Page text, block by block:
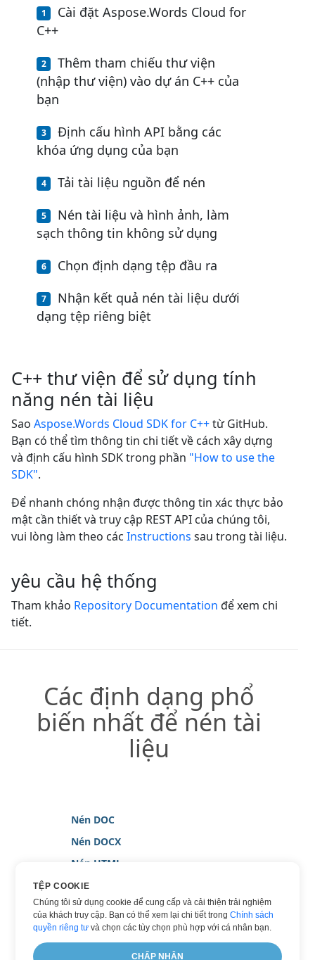
Cài đặt Aspose.Words Cloud for
C++
Thêm tham chiếu thư viện
(nhập thư viện) vào dự án C++ của
bạn
Định cấu hình API bằng các
khóa ứng dụng của bạn
Tải tài liệu nguồn để nén
Nén tài liệu và hình ảnh, làm
sạch thông tin không sử dụng
Chọn định dạng tệp đầu ra
Nhận kết quả nén tài liệu dưới
dạng tệp riêng biệt
C++ thư viện để sử dụng tính
năng nén tài liệu
Sao Aspose.Words Cloud SDK for C++từ GitHub.
Bạn có thể tìm thông tin chi tiết về cách xây dựng
và định cấu hình SDK trong phần "How to use the
SDK".
Để nhanh chóng nhận được thông tin xác thực bảo
mật cần thiết và truy cập REST API của chúng tôi,
vui lòng làm theo các Instructions sau trong tài liệu.
yêu cầu hệ thống
Tham khảo Repository Documentation để xem chi
tiết.
Các định dạng phổ
biến nhất để nén tài
liệu
Nén DOC
Nén DOCX
Nén HTML
Nén JPG
Nén PDF
Nén TIFF
TỆP COOKIE
Chúng tôi sử dụng cookie để cung cấp và cải thiện trải nghiệm
của khách truy cập. Bạn có thể xem lại chi tiết trongChính sách
quyền riêng tư và chọn các tùy chọn phù hợp với cá nhân bạn.
CHẤP NHẬN